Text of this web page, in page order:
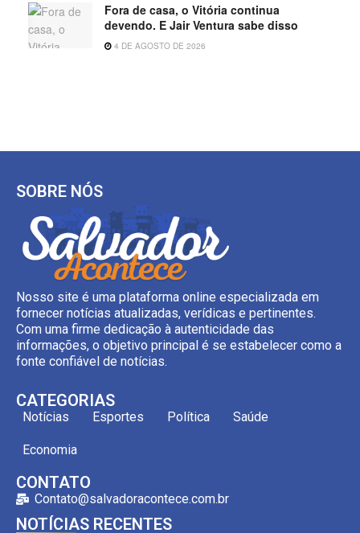
Fora de casa, o Vitória continua
devendo. E Jair Ventura sabe disso
4 DE AGOSTO DE 2026
SOBRE NÓS
Nosso site é uma plataforma online especializada em
fornecer notícias atualizadas, verídicas e pertinentes.
Com uma firme dedicação à autenticidade das
informações, o objetivo principal é se estabelecer como a
fonte confiável de notícias.
CATEGORIAS
Notícias Esportes Política Saúde
Economia
CONTATO
Contato@salvadoracontece.com.br
NOTÍCIAS RECENTES